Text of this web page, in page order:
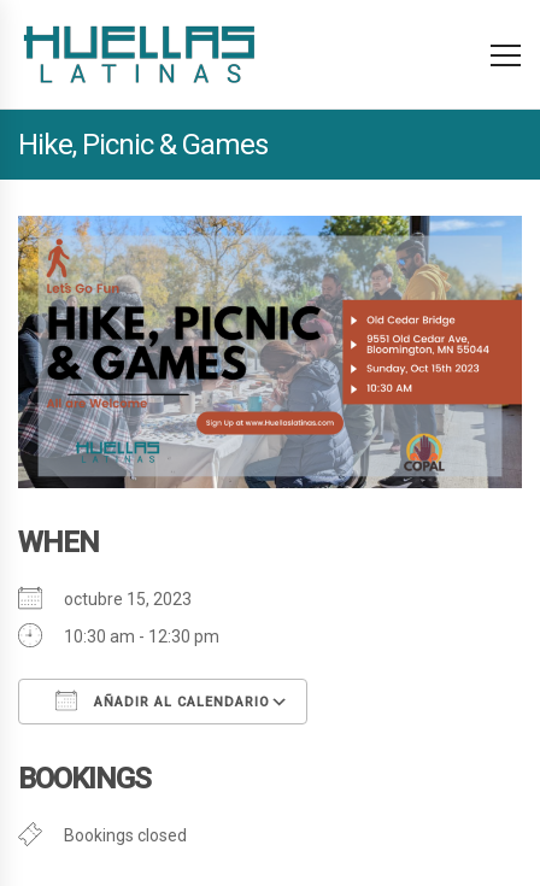
Hike, Picnic & Games
WHEN
octubre 15, 2023
10:30 am - 12:30 pm
AÑADIR AL CALENDARIO
BOOKINGS
Bookings closed